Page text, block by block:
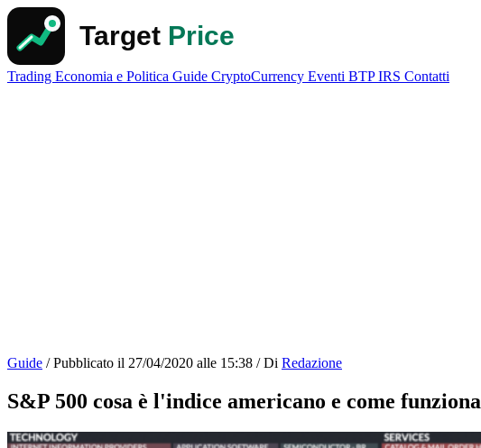
Trading Economia e Politica Guide CryptoCurrency Eventi BTPIRS Contatti
Guide / Pubblicato il 27/04/2020 alle 15:38 / Di Redazione
S&P 500 cosa è l'indice americano e come funziona